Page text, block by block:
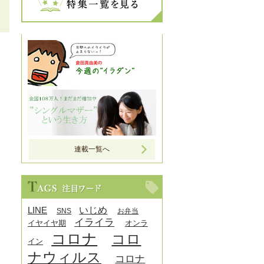
連載一覧へ
LINE SNS いじめ お弁当
イヤイヤ期 イライラ オンラ
イン コロナ
コロ
ナウィルス
コロナ